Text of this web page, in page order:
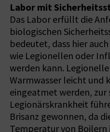
Labor mit
Das Labor erfüllt die
biologischen
bedeutet, dass hier
wie Legionellen oder
werden kann.
Warmwasser leicht und
eingeatmet werden, zur
Legionärskrankheit
Brisanz gewonnen, da
Temperatur von Boilern